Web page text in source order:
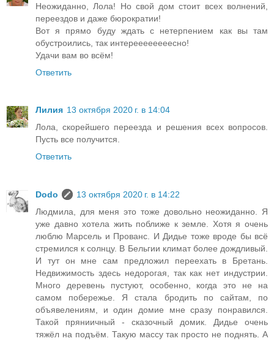
Неожиданно, Лола! Но свой дом стоит всех волнений,
переездов и даже бюрократии!
Вот я прямо буду ждать с нетерпением как вы там
обустроились, так интереееееееесно!
Удачи вам во всём!
Ответить
Лилия 13 октября 2020 г. в 14:04
Лола, скорейшего переезда и решения всех вопросов.
Пусть все получится.
Ответить
Dodo
13 октября 2020 г. в 14:22
Людмила, для меня это тоже довольно неожиданно. Я
уже давно хотела жить поближе к земле. Хотя я очень
люблю Марсель и Прованс. И Дидье тоже вроде бы всё
стремился к солнцу. В Бельгии климат более дождливый.
И тут он мне сам предложил переехать в Бретань.
Недвижимость здесь недорогая, так как нет индустрии.
Много деревень пустуют, особенно, когда это не на
самом побережье. Я стала бродить по сайтам, по
объявелениям, и один домие мне сразу понравился.
Такой пряниичный - сказочный домик. Дидье очень
тяжёл на подъём. Такую массу так просто не поднять. А